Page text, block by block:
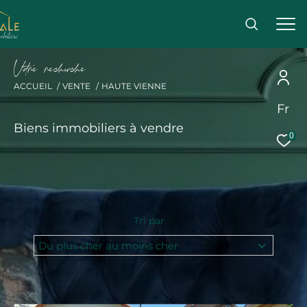
Fr
0
Vore recece
ACCUEIL VENTE HAUTE VIENNE
Biens immobiliers à vendre
Tri par
Du plus cher au moins cher
Effectuer une recherche
et trouver le bien qui correspond à vos critères
Acheter
Type
de
bien
Type de bien
Ville